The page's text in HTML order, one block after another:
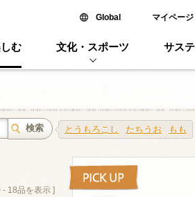
Global新しいウィンドウで
マイページ
む 文化・スポーツ サス
とうもろこし たちうお もも
- 18品を表示 ]